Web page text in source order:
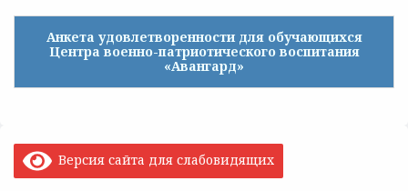
Анкета удовлетворенности для обучающихся
Центра военно-патриотического воспитания
«Авангард»
Версия сайта для слабовидящих